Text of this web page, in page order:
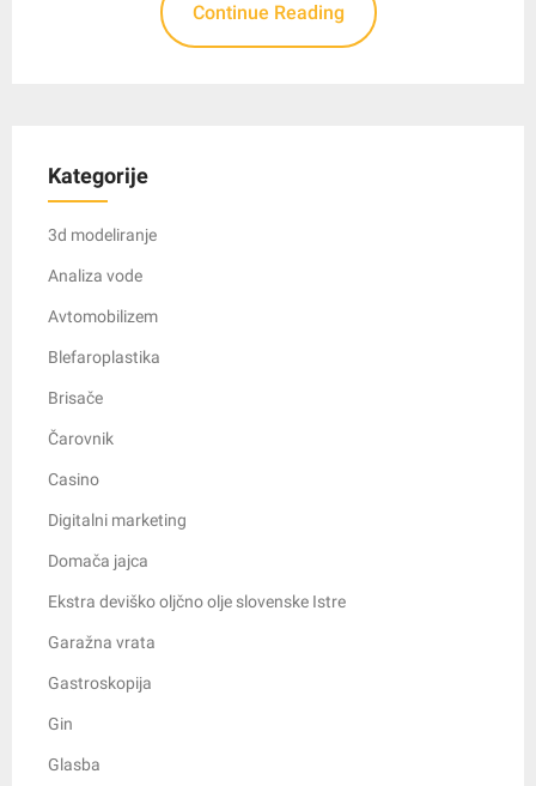
Continue Reading
Kategorije
3d modeliranje
Analiza vode
Avtomobilizem
Blefaroplastika
Brisače
Čarovnik
Casino
Digitalni marketing
Domača jajca
Ekstra deviško oljčno olje slovenske Istre
Garažna vrata
Gastroskopija
Gin
Glasba